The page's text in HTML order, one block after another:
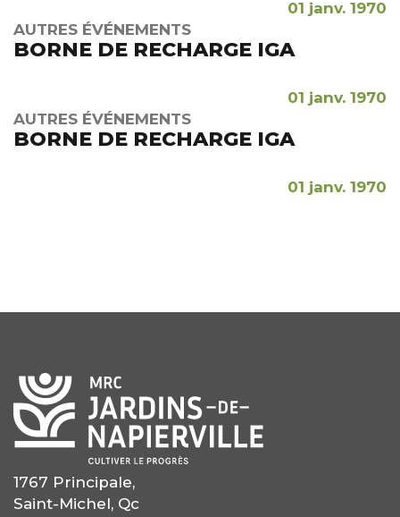
01 janv. 1970
AUTRES ÉVÉNEMENTS
BORNE DE RECHARGE IGA
01 janv. 1970
AUTRES ÉVÉNEMENTS
BORNE DE RECHARGE IGA
01 janv. 1970
1767 Principale,
Saint-Michel, Qc